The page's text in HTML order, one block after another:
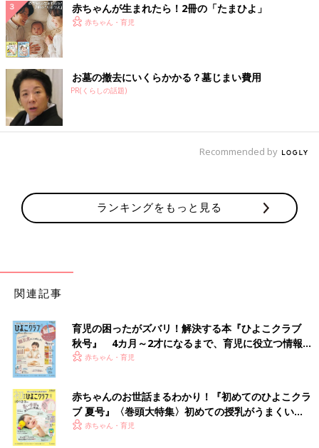
赤ちゃんが生まれたら！2冊の「たまひよ」
赤ちゃん・育児
お墓の撤去にいくらかかる？墓じまい費用
PR(くらしの話題)
Recommended by
ランキングをもっと見る
関連記事
育児の困ったがズバリ！解決する本『ひよこクラブ
秋号』 4カ月～2才になるまで、育児に役立つ情報が
いっぱい！
赤ちゃん・育児
赤ちゃんのお世話まるわかり！『初めてのひよこクラ
ブ 夏号』〈巻頭大特集〉初めての授乳がうまくい
く！ おっぱい・ミルクの基本と夏のトラブル 解決テ
赤ちゃん・育児